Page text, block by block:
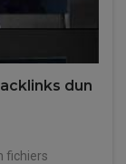
dun
fichiers